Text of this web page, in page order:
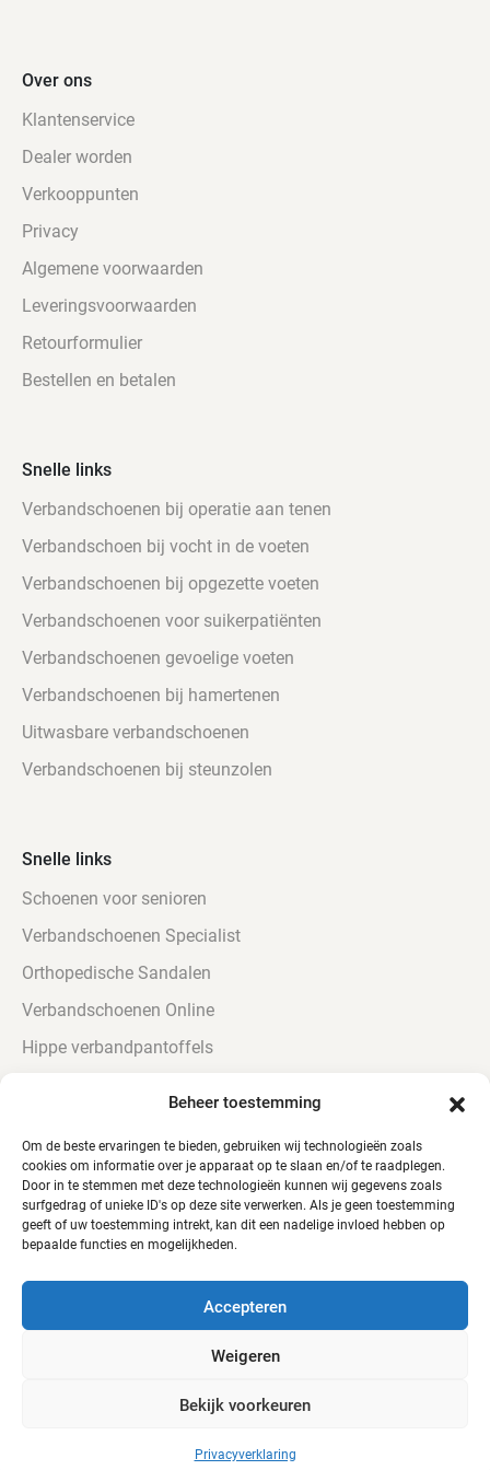
Beheer toestemming
Om de beste ervaringen te bieden, gebruiken wij technologieën zoals
cookies om informatie over je apparaat op te slaan en/of te raadplegen.
Door in te stemmen met deze technologieën kunnen wij gegevens zoals
surfgedrag of unieke ID's op deze site verwerken. Als je geen toestemming
geeft of uw toestemming intrekt, kan dit een nadelige invloed hebben op
bepaalde functies en mogelijkheden.
Accepteren
Weigeren
Bekijk voorkeuren
Privacyverklaring
Over ons
Klantenservice
Dealer worden
Verkooppunten
Privacy
Algemene voorwaarden
Leveringsvoorwaarden
Retourformulier
Bestellen en betalen
Snelle links
Verbandschoenen bij operatie aan tenen
Verbandschoen bij vocht in de voeten
Verbandschoenen bij opgezette voeten
Verbandschoenen voor suikerpatiënten
Verbandschoenen gevoelige voeten
Verbandschoenen bij hamertenen
Uitwasbare verbandschoenen
Verbandschoenen bij steunzolen
Snelle links
Schoenen voor senioren
Verbandschoenen Specialist
Orthopedische Sandalen
Verbandschoenen Online
Hippe verbandpantoffels
Webshop doorMediabirds